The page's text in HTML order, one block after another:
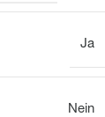
Ja
Nein